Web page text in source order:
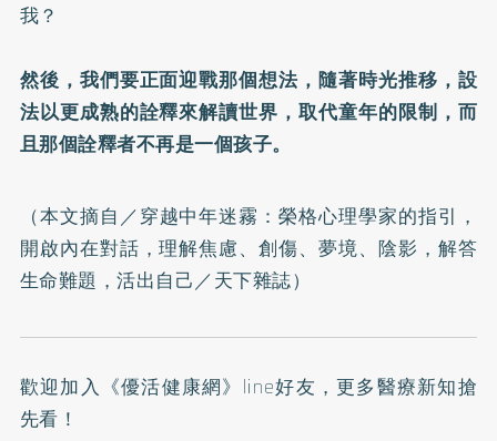
我？
然後，我們要正面迎戰那個想法，隨著時光推移，設
法以更成熟的詮釋來解讀世界，取代童年的限制，而
且那個詮釋者不再是一個孩子。
（本文摘自／穿越中年迷霧：榮格心理學家的指引，
開啟內在對話，理解焦慮、創傷、夢境、陰影，解答
生命難題，活出自己／天下雜誌）
歡迎加入 《優活健康網》line好友 ，更多醫療新知搶
先看！